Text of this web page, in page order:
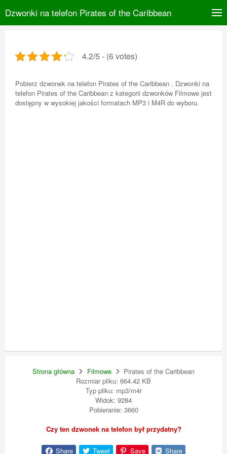
Dzwonki na telefon Pirates of the Caribbean
4.2/5 - (6 votes)
Pobierz dzwonek na telefon Pirates of the Caribbean . Dzwonki na
telefon Pirates of the Caribbean z kategorii dzwonków Filmowe jest
dostępny w wysokiej jakości formatach MP3 i M4R do wyboru.
Strona główna Filmowe
Pirates of the Caribbean
Rozmiar pliku: 664.42 KB
Typ pliku: mp3/m4r
Widok: 9284
Pobieranie: 3660
Czy ten dzwonek na telefon był przydatny?
Share Tweet Save Share